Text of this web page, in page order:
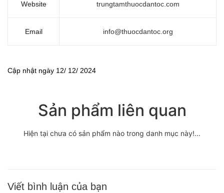
Website trungtamthuocdantoc.com
Email info@thuocdantoc.org
Cập nhật ngày 12/ 12/ 2024
Sản phẩm liên quan
Hiện tại chưa có sản phẩm nào trong danh mục này!...
Viết bình luận của bạn